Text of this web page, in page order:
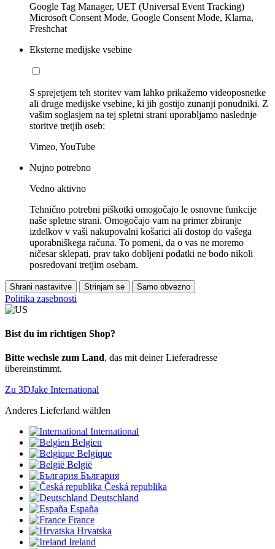
Google Tag Manager, UET (Universal Event Tracking)
Microsoft Consent Mode, Google Consent Mode, Klarna,
Freshchat
Eksterne medijske vsebine
S sprejetjem teh storitev vam lahko prikažemo videoposnetke
ali druge medijske vsebine, ki jih gostijo zunanji ponudniki. Z
vašim soglasjem na tej spletni strani uporabljamo naslednje
storitve tretjih oseb:
Vimeo, YouTube
Nujno potrebno
Vedno aktivno
Tehnično potrebni piškotki omogočajo le osnovne funkcije
naše spletne strani. Omogočajo vam na primer zbiranje
izdelkov v vaši nakupovalni košarici ali dostop do vašega
uporabniškega računa. To pomeni, da o vas ne moremo
ničesar sklepati, prav tako dobljeni podatki ne bodo nikoli
posredovani tretjim osebam.
Shrani nastavitve Strinjam se Samo obvezno
Politika zasebnosti
Bist du im richtigen Shop?
Bitte wechsle zum Land, das mit deiner Lieferadresse
übereinstimmt.
Zu 3DJake International
Anderes Lieferland wählen
International
Belgien
Belgique
België
България
Česká republika
Deutschland
España
France
Hrvatska
Ireland